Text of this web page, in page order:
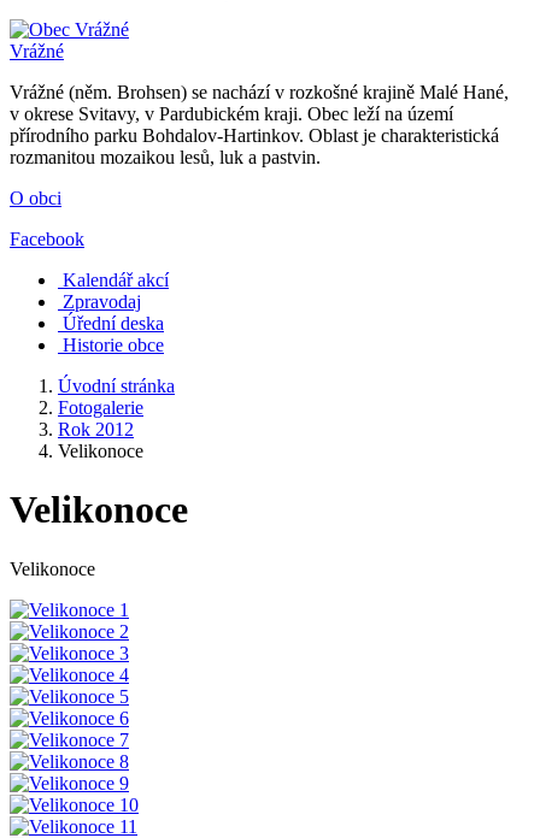
Vrážné
Vrážné (něm. Brohsen) se nachází v rozkošné krajině Malé Hané,
v okrese Svitavy, v Pardubickém kraji. Obec leží na území
přírodního parku Bohdalov-Hartinkov. Oblast je charakteristická
rozmanitou mozaikou lesů, luk a pastvin.
O obci
Facebook
Kalendář akcí
Zpravodaj
Úřední deska
Historie obce
Úvodní stránka
Fotogalerie
Rok 2012
Velikonoce
Velikonoce
Velikonoce